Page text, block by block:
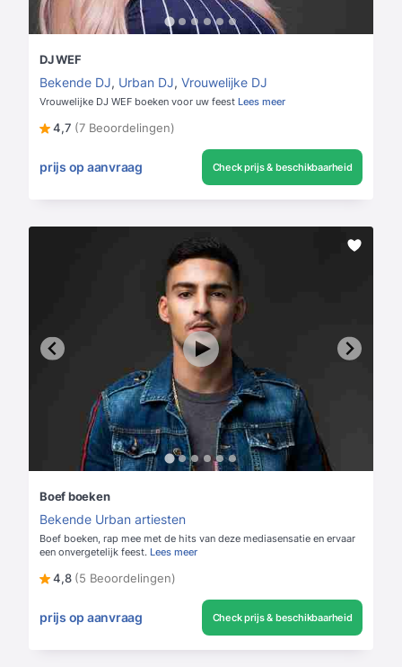
DJ WEF
Bekende DJ, Urban DJ, Vrouwelijke DJ
Vrouwelijke DJ WEF boeken voor uw feest Lees meer
4,7 (7 Beoordelingen)
prijs op aanvraag Check prijs & beschikbaarheid
Boef boeken
Bekende Urban artiesten
Boef boeken, rap mee met de hits van deze mediasensatie en ervaar
een onvergetelijk feest. Lees meer
4,8 (5 Beoordelingen)
prijs op aanvraag Check prijs & beschikbaarheid